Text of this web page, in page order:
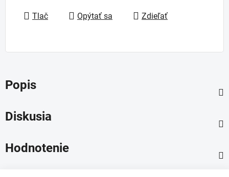
Tlač Opýtať sa Zdieľať
Popis
Diskusia
Hodnotenie